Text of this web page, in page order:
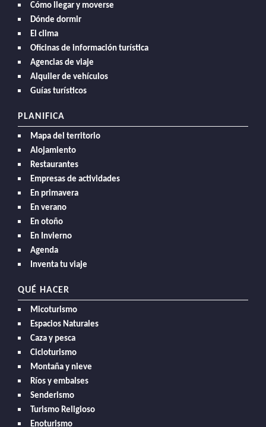
Cómo llegar y moverse
Dónde dormir
El clima
Oficinas de información turística
Agencias de viaje
Alquiler de vehículos
Guías turísticos
PLANIFICA
Mapa del territorio
Alojamiento
Restaurantes
Empresas de actividades
En primavera
En verano
En otoño
En Invierno
Agenda
Inventa tu viaje
QUÉ HACER
Micoturismo
Espacios Naturales
Caza y pesca
Cicloturismo
Montaña y nieve
Ríos y embalses
Senderismo
Turismo Religioso
Enoturismo